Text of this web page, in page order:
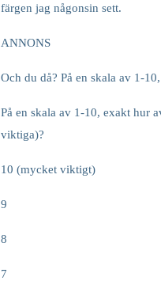
färgen jag någonsin sett.
ANNONS
Och du då? På en skala av 1-
På en skala av 1-10, exakt hur
viktiga)?
10 (mycket viktigt)
9
8
7